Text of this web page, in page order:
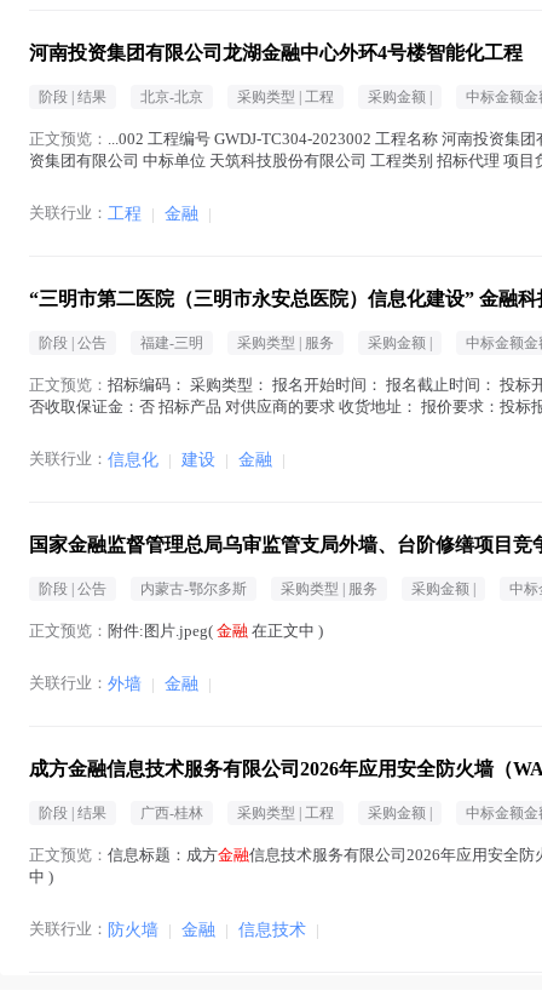
河南投资集团有限公司龙湖金融中心外环4号楼智能化工程
阶段 | 结果 北京-北京 采购类型 | 工程 采购金额 | 中标金额
正文预览： ...002 工程编号 GWDJ-TC304-2023002 工程名称 河南投资集
资集团有限公司 中标单位 天筑科技股份有限公司 工程类别 招标代理 项
关联行业： 工程 | 金融 |
“三明市第二医院（三明市永安总医院）信息化建设” 金融
阶段 | 公告 福建-三明 采购类型 | 服务 采购金额 | 中标金额金
正文预览： 招标编码： 采购类型： 报名开始时间： 报名截止时间： 投
否收取保证金：否 招标产品 对供应商的要求 收货地址： 报价要求：投
关联行业： 信息化 | 建设 | 金融 |
国家金融监督管理总局乌审监管支局外墙、台阶修缮项目竞
阶段 | 公告 内蒙古-鄂尔多斯 采购类型 | 服务 采购金额 | 中标
正文预览： 附件:图片.jpeg( 金融 在正文中 )
关联行业： 外墙 | 金融 |
成方金融信息技术服务有限公司2026年应用安全防火墙（
阶段 | 结果 广西-桂林 采购类型 | 工程 采购金额 | 中标金额金
正文预览： 信息标题：成方金融信息技术服务有限公司2026年应用安全
中 )
关联行业： 防火墙 | 金融 | 信息技术 |